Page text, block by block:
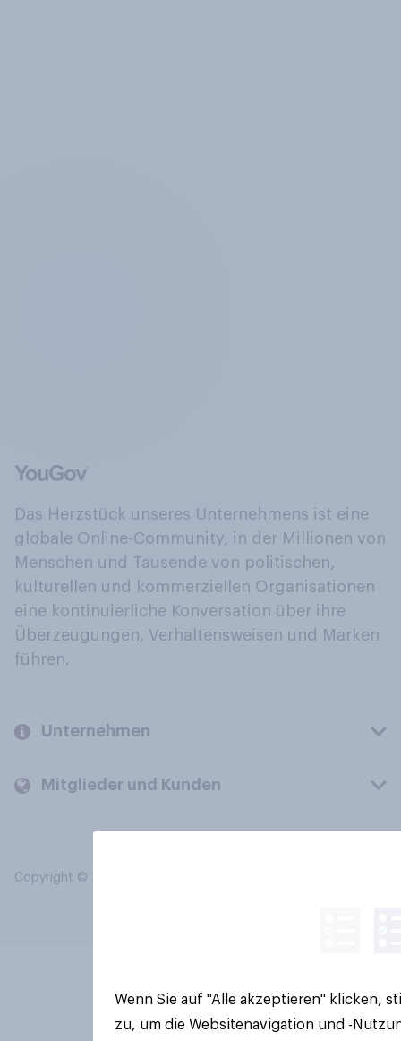
Das Herzstück unseres Unternehmens ist eine
globale Online-Community, in der Millionen von
Menschen und Tausende von politischen,
kulturellen und kommerziellen Organisationen
eine kontinuierliche Konversation über ihre
Überzeugungen, Verhaltensweisen und Marken
führen.
Unternehmen
Mitglieder und Kunden
Copyright © 2026 YouGov PLC. Alle Rechte vorbehalten.
Wenn Sie auf "Alle akzeptieren" klicken,
zu, um die Websitenavigation und -